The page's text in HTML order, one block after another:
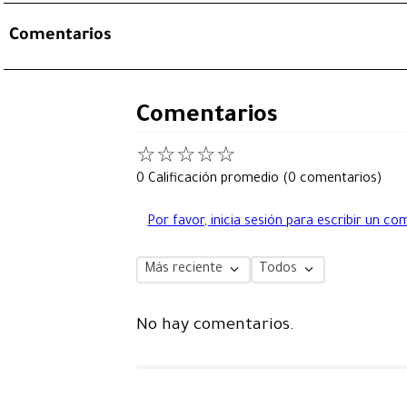
Comentarios
Comentarios
☆☆☆☆☆
0 Calificación promedio (0 comentarios)
Por favor, inicia sesión para escribir un
Más reciente Todos
No hay comentarios.